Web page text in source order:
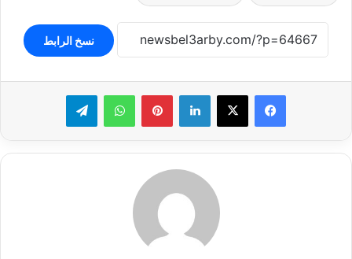
نسخ الرابط
لينكدإن بينتيريستواتساب تيلقرام